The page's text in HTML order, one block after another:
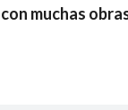
muchas